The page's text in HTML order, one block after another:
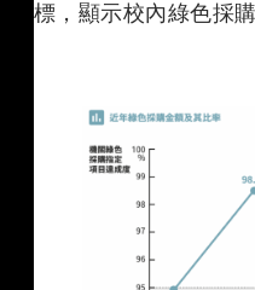
標，顯示校內綠色採